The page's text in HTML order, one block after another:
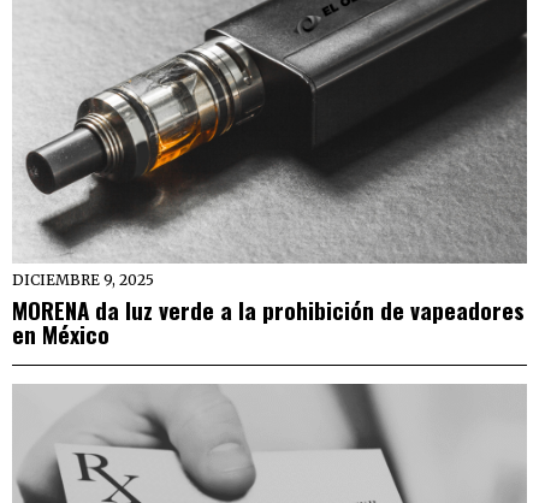
DICIEMBRE 9, 2025
MORENA da luz verde a la prohibición de vapeadores
en México